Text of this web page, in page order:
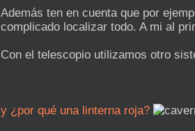
Además ten en cuenta que por
complicado localizar todo. A mi al
Con el telescopio utilizamos otro
y ¿por qué una linterna roja?